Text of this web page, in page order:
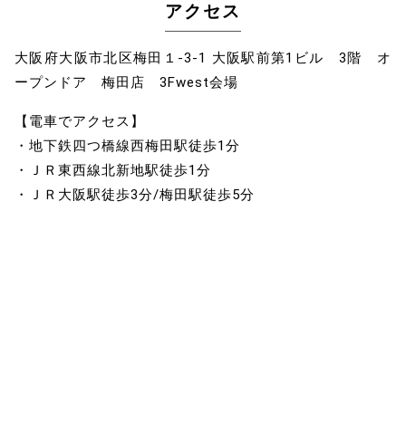
アクセス
大阪府大阪市北区梅田１-3-1 大阪駅前第1ビル 3階 オ
ープンドア 梅田店 3Fwest会場
【電車でアクセス】
・地下鉄四つ橋線西梅田駅徒歩1分
・ＪＲ東西線北新地駅徒歩1分
・ＪＲ大阪駅徒歩3分/梅田駅徒歩5分